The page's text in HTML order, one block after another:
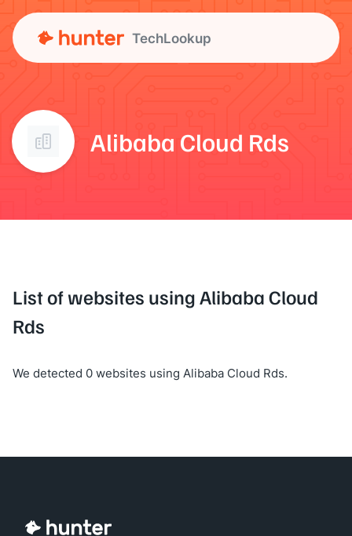
TechLookup
Alibaba Cloud Rds
List of websites using Alibaba Cloud
Rds
We detected 0 websites using Alibaba Cloud Rds.